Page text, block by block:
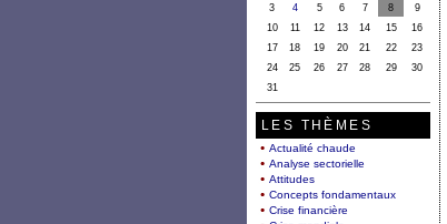
3
4 5 6 7 8
9
10
11 12 13 14 15
16
17
18 19 20 21 22
23
24
25 26 27 28 29
30
31
LES THÈMES
Actualité chaude
Analyse sectorielle
Attitudes
Concepts fondamentaux
Crise financière